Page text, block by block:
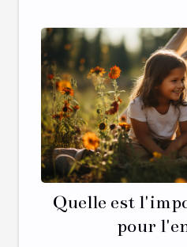
Quelle est
pour